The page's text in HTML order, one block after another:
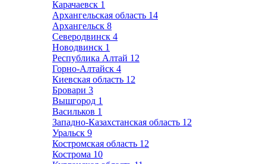
Карачаевск 1
Архангельская область 14
Архангельск 8
Северодвинск 4
Новодвинск 1
Республика Алтай 12
Горно-Алтайск 4
Киевская область 12
Бровари 3
Вышгород 1
Васильков 1
Западно-Казахстанская область 12
Уральск 9
Костромская область 12
Кострома 10